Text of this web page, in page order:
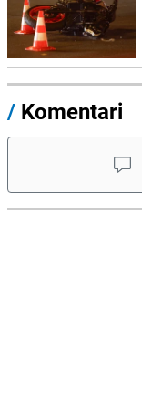
/ Komentari